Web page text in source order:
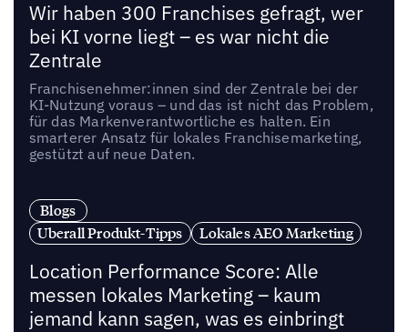
Wir haben 300 Franchises gefragt, wer
bei KI vorne liegt – es war nicht die
Zentrale
Franchisenehmer:innen sind der Zentrale bei der
KI-Nutzung voraus – und das ist nicht das Problem,
für das Markenverantwortliche es halten. Ein
smarterer Ansatz für lokales Franchisemarketing,
gestützt auf neue Daten.
Blogs
Uberall Produkt-Tipps
Lokales AEO Marketing
Location Performance Score: Alle
messen lokales Marketing – kaum
jemand kann sagen, was es einbringt